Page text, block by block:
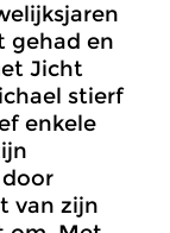
gehad en
Jicht
stierf
enkele
van zijn